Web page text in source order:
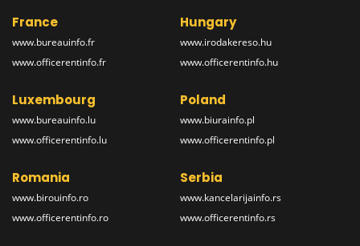
France
www.bureauinfo.fr
www.officerentinfo.fr
Hungary
www.irodakereso.hu
www.officerentinfo.hu
Luxembourg
www.bureauinfo.lu
www.officerentinfo.lu
Poland
www.biurainfo.pl
www.officerentinfo.pl
Romania
www.birouinfo.ro
www.officerentinfo.ro
Serbia
www.kancelarijainfo.rs
www.officerentinfo.rs